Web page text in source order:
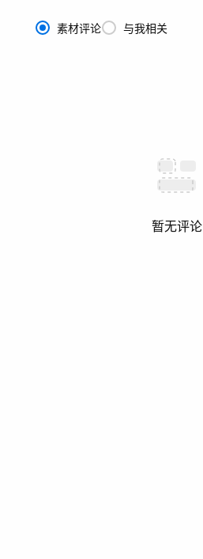
素材评论 与我相关
暂无评论